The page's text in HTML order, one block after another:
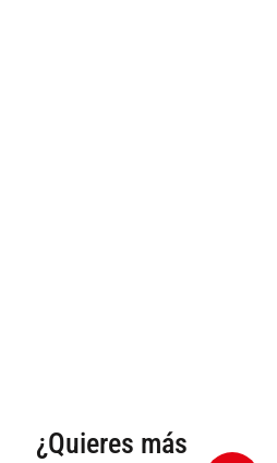
¿Quieres más